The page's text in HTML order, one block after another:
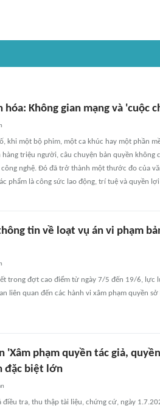
hóa: Không gian mạng và 'cuộc
khi một bộ phim, một ca khúc hay một phần
triệu người, câu chuyện bản quyền không
công nghệ. Đó đã trở thành một thước đo của
phẩm là công sức lao động, trí tuệ và quyền
tin về loạt vụ án vi phạm
trong đợt cao điểm từ ngày 7/5 đến 19/6, lực
liên quan đến các hành vi xâm phạm quyền
'Xâm phạm quyền tác giả,
đặc biệt lớn
điều tra, thu thập tài liệu, chứng cứ, ngày